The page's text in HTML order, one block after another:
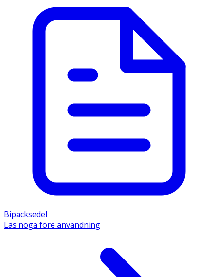
Bipacksedel
Läs noga före användning